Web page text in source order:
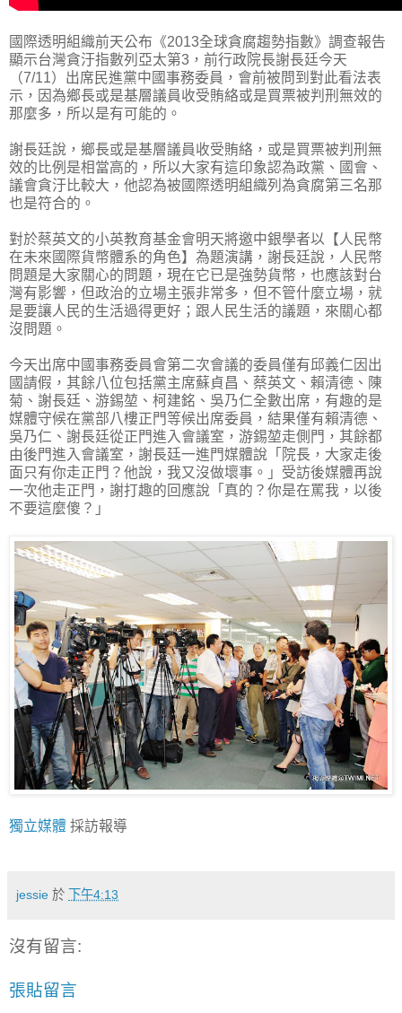
國際透明組織前天公布《2013全球貪腐趨勢指數》調查報告
顯示台灣貪汙指數列亞太第3，前行政院長謝長廷今天
（7/11）出席民進黨中國事務委員，會前被問到對此看法表
示，因為鄉長或是基層議員收受賄絡或是買票被判刑無效的
那麼多，所以是有可能的。
謝長廷說，鄉長或是基層議員收受賄絡，或是買票被判刑無
效的比例是相當高的，所以大家有這印象認為政黨、國會、
議會貪汙比較大，他認為被國際透明組織列為貪腐第三名那
也是符合的。
對於蔡英文的小英教育基金會明天將邀中銀學者以【人民幣
在未來國際貨幣體系的角色】為題演講，謝長廷說，人民幣
問題是大家關心的問題，現在它已是強勢貨幣，也應該對台
灣有影響，但政治的立場主張非常多，但不管什麼立場，就
是要讓人民的生活過得更好；跟人民生活的議題，來關心都
沒問題。
今天出席中國事務委員會第二次會議的委員僅有邱義仁因出
國請假，其餘八位包括黨主席蘇貞昌、蔡英文、賴清德、陳
菊、謝長廷、游錫堃、柯建銘、吳乃仁全數出席，有趣的是
媒體守候在黨部八樓正門等候出席委員，結果僅有賴清德、
吳乃仁、謝長廷從正門進入會議室，游錫堃走側門，其餘都
由後門進入會議室，謝長廷一進門媒體說「院長，大家走後
面只有你走正門？他說，我又沒做壞事。」受訪後媒體再說
一次他走正門，謝打趣的回應說「真的？你是在罵我，以後
不要這麼傻？」
獨立媒體 採訪報導
jessie 於 下午4:13
沒有留言:
張貼留言